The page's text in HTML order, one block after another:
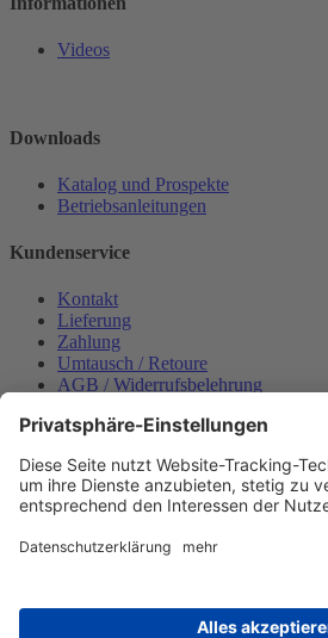
Videos
Downloads
Katalog und Prospekte
Betriebsanleitungen
Kundenservice
Kontakt
Lieferung
Zahlung
Umtausch / Retoure
AGB / Widerrufsbelehrung
Datenschutzerklärung
Bestellung widerrufen
Mein konto
Zahlungsmöglichkeiten